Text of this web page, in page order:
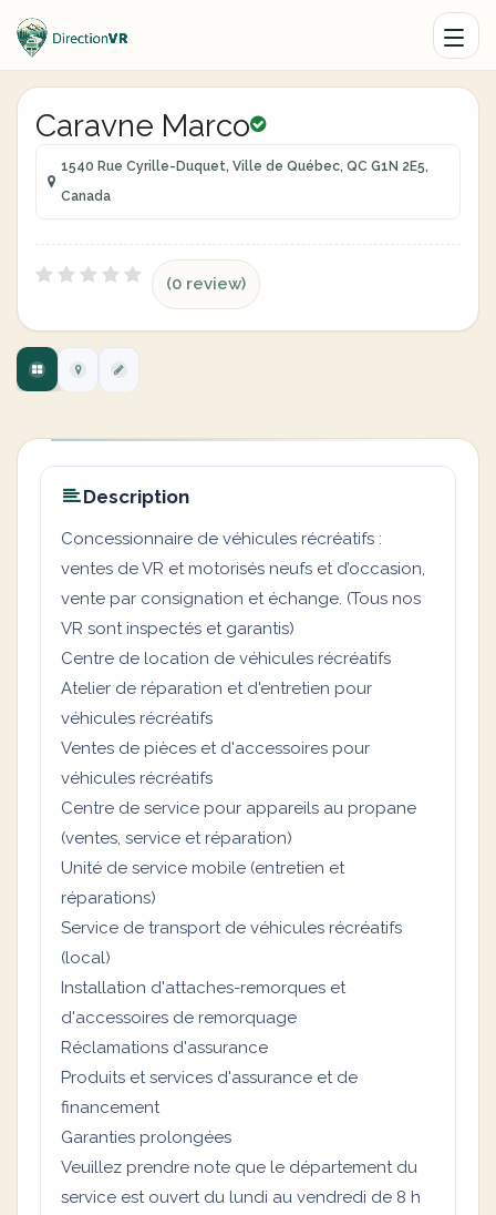
Caravne Marco
1540 Rue Cyrille-Duquet, Ville de Québec, QC G1N 2E5,
Canada
(0 review)
Description
Concessionnaire de véhicules récréatifs :
ventes de VR et motorisés neufs et d’occasion,
vente par consignation et échange. (Tous nos
VR sont inspectés et garantis)
Centre de location de véhicules récréatifs
Atelier de réparation et d'entretien pour
véhicules récréatifs
Ventes de pièces et d'accessoires pour
véhicules récréatifs
Centre de service pour appareils au propane
(ventes, service et réparation)
Unité de service mobile (entretien et
réparations)
Service de transport de véhicules récréatifs
(local)
Installation d'attaches-remorques et
d'accessoires de remorquage
Réclamations d'assurance
Produits et services d'assurance et de
financement
Garanties prolongées
Veuillez prendre note que le département du
service est ouvert du lundi au vendredi de 8 h